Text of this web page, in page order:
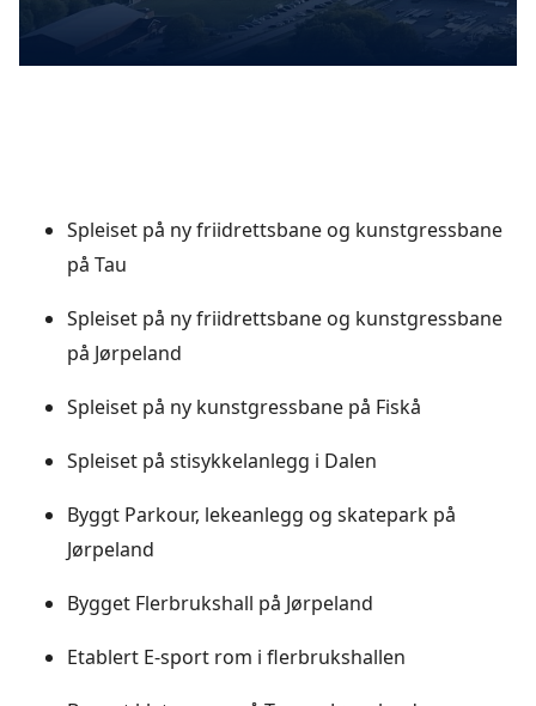
Spleiset på ny friidrettsbane og kunstgressbane
på Tau
Spleiset på ny friidrettsbane og kunstgressbane
på Jørpeland
Spleiset på ny kunstgressbane på Fiskå
Spleiset på stisykkelanlegg i Dalen
Byggt Parkour, lekeanlegg og skatepark på
Jørpeland
Bygget Flerbrukshall på Jørpeland
Etablert E-sport rom i flerbrukshallen